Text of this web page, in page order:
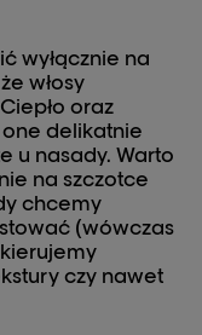
wyłącznie na
włosy
oraz
delikatnie
u nasady. Warto
na szczotce
chcemy
(wówczas
czy nawet